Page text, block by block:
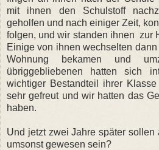
mit ihnen den Schulstoff
geholfen und nach einiger Zeit,
folgen, und wir standen ihnen zur
Einige von ihnen wechselten
Wohnung bekamen und
übriggebliebenen hatten sich
wichtiger Bestandteil ihrer
sehr gefreut und wir hatten das
haben.
Und jetzt zwei Jahre später
umsonst gewesen sein?